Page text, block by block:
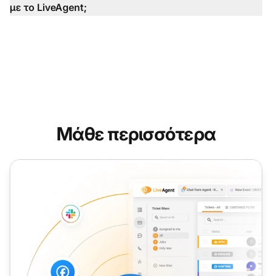
με το LiveAgent;
Μάθε περισσότερα
VoIP Dialer